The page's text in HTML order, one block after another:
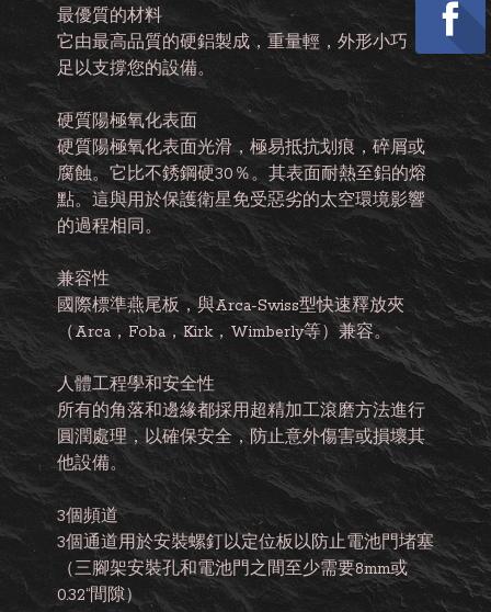
最優質的材料
它由最高品質的硬鋁製成，重量輕，外形小巧，
足以支撐您的設備。
硬質陽極氧化表面
硬質陽極氧化表面光滑，極易抵抗划痕，碎屑或
腐蝕。它比不銹鋼硬30％。其表面耐熱至鋁的熔
點。這與用於保護衛星免受惡劣的太空環境影響
的過程相同。
兼容性
國際標準燕尾板，與Arca-Swiss型快速釋放夾
（Arca，Foba，Kirk，Wimberly等）兼容。
人體工程學和安全性
所有的角落和邊緣都採用超精加工滾磨方法進行
圓潤處理，以確保安全，防止意外傷害或損壞其
他設備。
3個頻道
3個通道用於安裝螺釘以定位板以防止電池門堵塞
（三腳架安裝孔和電池門之間至少需要8mm或
0.32“間隙）